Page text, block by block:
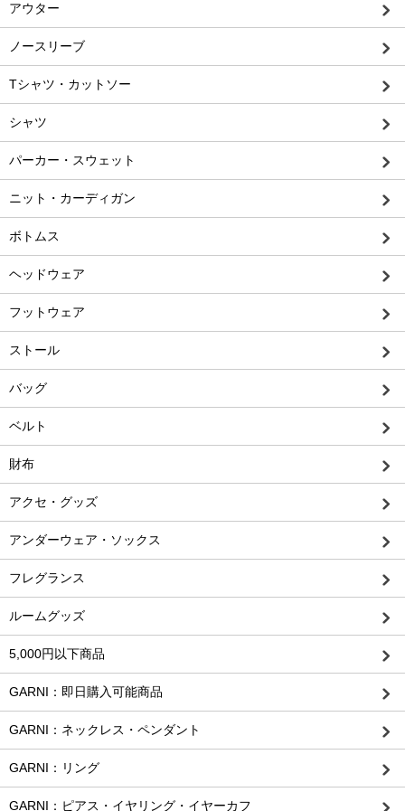
アウター
ノースリーブ
Tシャツ・カットソー
シャツ
パーカー・スウェット
ニット・カーディガン
ボトムス
ヘッドウェア
フットウェア
ストール
バッグ
ベルト
財布
アクセ・グッズ
アンダーウェア・ソックス
フレグランス
ルームグッズ
5,000円以下商品
GARNI：即日購入可能商品
GARNI：ネックレス・ペンダント
GARNI：リング
GARNI：ピアス・イヤリング・イヤーカフ